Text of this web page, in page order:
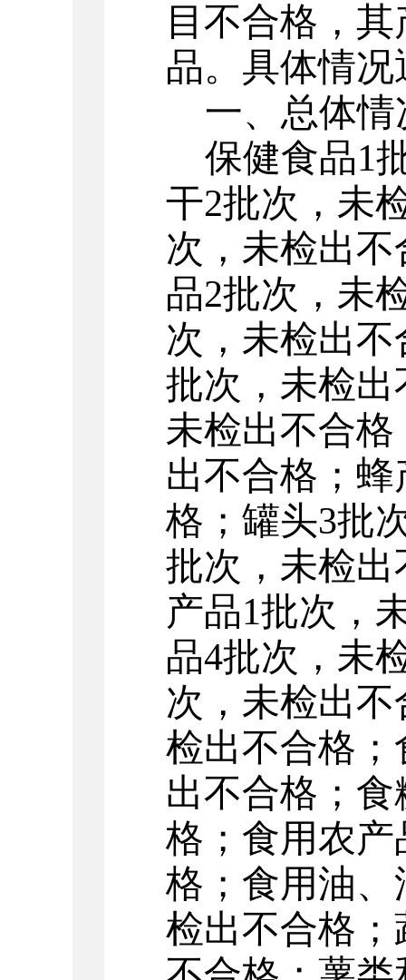
目不合格，
品。具体情
一、总体情
保健食品1
干2批次， 未
次 ， 未检出不
品2批次， 未
次 ， 未检出不
批次， 未检出
未检出不合格
出不合格 ； 蜂
格 ； 罐头3批
批次， 未检出
产品1批次 ，
品4批次 ， 未
次 ， 未检出不
检出不合格
出不合格 ； 食
格 ； 食用农产
格 ； 食用油、
检出不合格 ；